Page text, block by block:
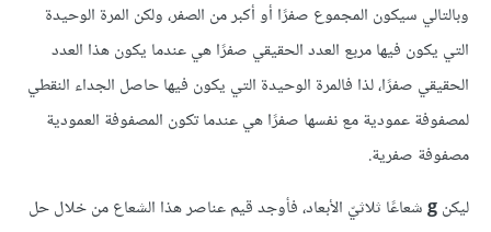
وبالتالي سيكون المجموع صفرًا أو أكبر من الصفر، ولكن المرة الوحيدة
التي يكون فيها مربع العدد الحقيقي صفرًا هي عندما يكون هذا العدد
الحقيقي صفرًا، لذا فالمرة الوحيدة التي يكون فيها حاصل الجداء النقطي
لمصفوفة عمودية مع نفسها صفرًا هي عندما تكون المصفوفة العمودية
مصفوفة صفرية.
ليكنgشعاعًا ثلاثيّ الأبعاد، فأوجد قيم عناصر هذا الشعاع من خلال حل